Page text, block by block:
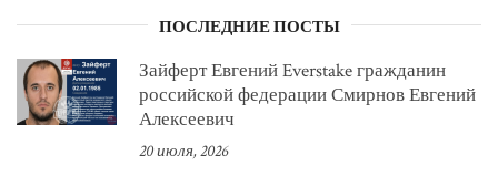
ПОСЛЕДНИЕ ПОСТЫ
Зайферт Евгений Everstake гражданин
российской федерации Смирнов Евгений
Алексеевич
20 июля, 2026